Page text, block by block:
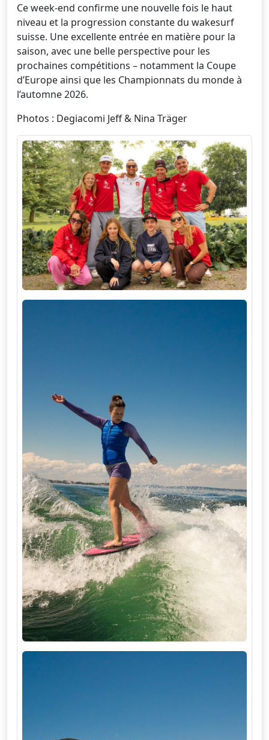
Ce week-end confirme une nouvelle fois le haut
niveau et la progression constante du wakesurf
suisse. Une excellente entrée en matière pour la
saison, avec une belle perspective pour les
prochaines compétitions – notamment la Coupe
d’Europe ainsi que les Championnats du monde à
l’automne 2026.
Photos : Degiacomi Jeff & Nina Träger